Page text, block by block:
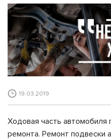
19.03.2019
Ходовая часть автомобиля
ремонта. Ремонт подвески